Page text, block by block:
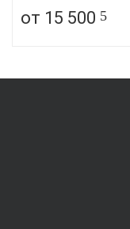
от 15 500 5